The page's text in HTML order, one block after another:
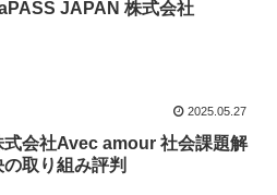
JAPAN 株式会社
2025.05.27
式会社Avec amour 社会課題解
の取り組み評判